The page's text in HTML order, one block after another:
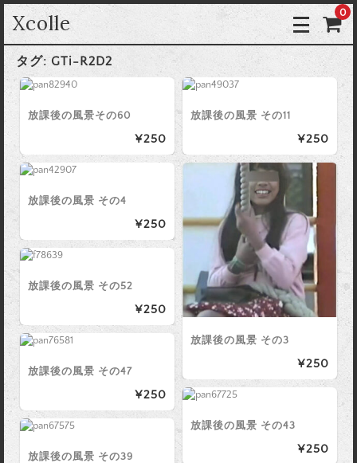
Xcolle 0
タグ: GTi-R2D2
放課後の風景その60
¥250
放課後の風景 その11
¥250
放課後の風景 その4
¥250
放課後の風景 その3
¥250
放課後の風景 その52
¥250
放課後の風景 その47
¥250
放課後の風景 その43
¥250
放課後の風景 その39